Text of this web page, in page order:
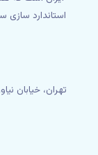
استاندارد
تهران، خیابان